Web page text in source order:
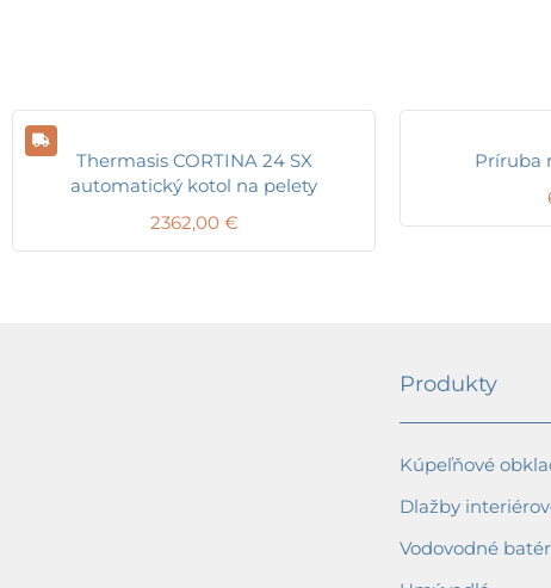
Thermasis CORTINA 24 SX
automatický kotol na pelety
2362,00 €
Príruba
Produkty
Kúpeľňové
Dlažby
Vodovodné